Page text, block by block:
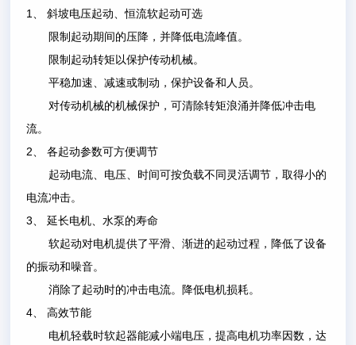
1 、
斜坡电压起动、恒流软起动可选
限制起动期间的压降，并降低电流峰值。
限制起动转矩以保护传动机械。
平稳加速、减速或制动，保护设备和人员。
对传动机械的机械保护，可清除转矩浪涌并降低冲击电
流。
2、
各起动参数可方便调节
起动电流、电压、时间可按负载不同灵活调节，取得小的
电流冲击。
3、
延长电机、水泵的寿命
软起动对电机提供了平滑、渐进的起动过程，降低了设备
的振动和噪音。
消除了起动时的冲击电流。降低电机损耗。
4、
高效节能
电机轻载时软起器能减小端电压，提高电机功率因数，达